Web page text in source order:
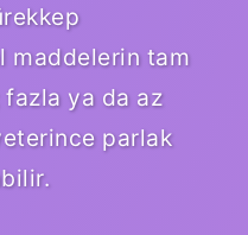
maddelerin tam
fazla ya da az
parlak